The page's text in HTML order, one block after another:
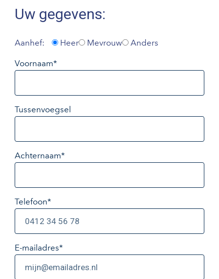
Uw gegevens:
Aanhef: Heer Mevrouw Anders
Voornaam*
Tussenvoegsel
Achternaam*
Telefoon*
E-mailadres*